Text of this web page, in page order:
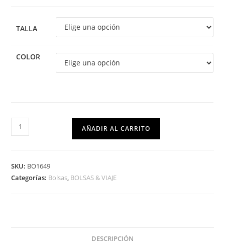
TALLA
COLOR
AÑADIR AL CARRITO
SKU: BO1649
Categorías: Bolsas, BOLSAS & VIAJE
DESCRIPCIÓN